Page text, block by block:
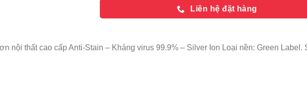
Liên hệ đặt hàng
nội thất cao cấp Anti-Stain – Kháng virus 99.9% – Silver Ion Loại nền: Green Label.